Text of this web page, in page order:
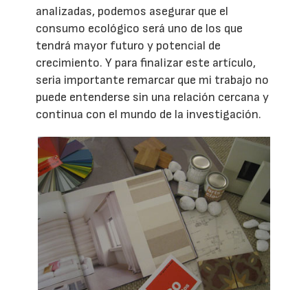
analizadas, podemos asegurar que el
consumo ecológico será uno de los que
tendrá mayor futuro y potencial de
crecimiento. Y para finalizar este artículo,
seria importante remarcar que mi trabajo no
puede entenderse sin una relación cercana y
continua con el mundo de la investigación.